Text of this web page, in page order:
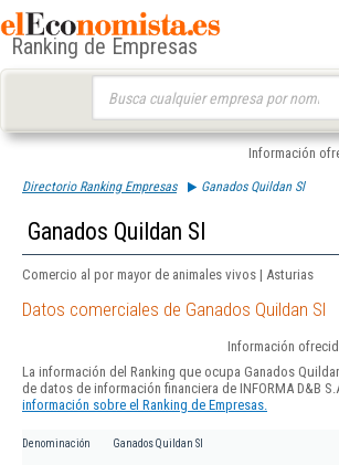
Ranking de Empresas
Información
Directorio Ranking Empresas Ganados Quildan Sl
Ganados Quildan Sl
Comercio al por mayor de animales vivos | Asturias
Datos comerciales de Ganados Quildan Sl
Información
La información del Ranking que ocupa Ganados
de datos de información financiera de INFORMA D&B
información sobre el Ranking de Empresas.
Denominación Ganados Quildan Sl